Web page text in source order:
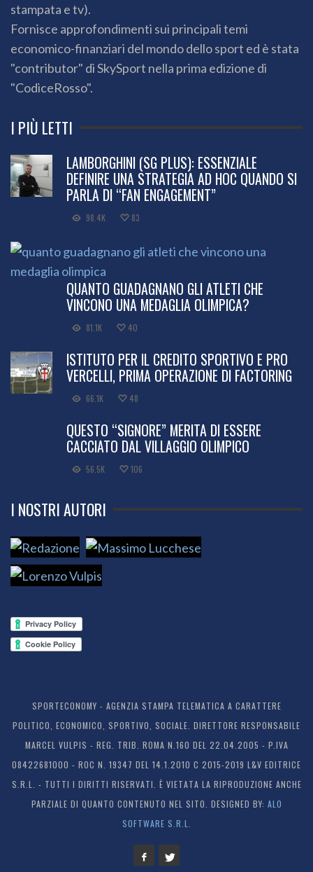
stampata e tv).
Fornisce approfondimenti sui principali temi
economico-finanziari del mondo dello sport ed è stata
"contributor" di SkySport nella prima edizione di
"CodiceRosso".
I PIÙ LETTI
LAMBORGHINI (SG PLUS): ESSENZIALE
DEFINIRE UNA STRATEGIA AD HOC QUANDO SI
PARLA DI “FAN ENGAGEMENT”
98.4K 83
QUANTO GUADAGNANO GLI ATLETI CHE
VINCONO UNA MEDAGLIA OLIMPICA?
81.1K 40
ISTITUTO PER IL CREDITO SPORTIVO E PRO
VERCELLI, PRIMA OPERAZIONE DI FACTORING
66.1K 48
QUESTO “SIGNORE” MERITA DI ESSERE
CACCIATO DAL VILLAGGIO OLIMPICO
56.5K 106
I NOSTRI AUTORI
SPORTECONOMY - AGENZIA STAMPA TELEMATICA A CARATTERE
POLITICO, ECONOMICO, SPORTIVO, SOCIALE. DIRETTORE RESPONSABILE
MARCEL VULPIS - REG. TRIB. ROMA N.160 DEL 22.04.2005 - P.IVA
08422681000 - ROC N. 19347 DEL 14.1.2010 C 2015-2019 L&V EDITRICE
S.R.L. - TUTTI I DIRITTI RISERVATI. È VIETATA LA RIPRODUZIONE ANCHE
PARZIALE DI QUANTO CONTENUTO NEL SITO. DESIGNED BY: ALO
SOFTWARE S.R.L.